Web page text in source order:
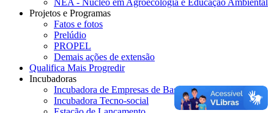
NEA - Núcleo em Agroecologia e Educação Ambiental
Projetos e Programas
Fatos e fotos
Prelúdio
PROPEL
Demais ações de extensão
Qualifica Mais Progredir
Incubadoras
Incubadora de Empresas de Base Tecnológica
Incubadora Tecno-social